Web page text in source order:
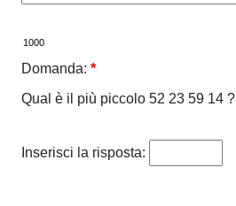
Domanda: *
Qual è il più piccolo 52 23 59 14 ?
Inserisci la risposta: